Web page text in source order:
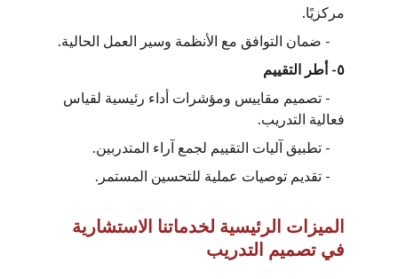
مركزيًا.
٥- أطر التقييم
    - تصميم مقاييس ومؤشرات أداء رئيسية لقياس
فعالية التدريب.
الميزات الرئيسية لخدماتنا الاستشارية
في تصميم التدريب